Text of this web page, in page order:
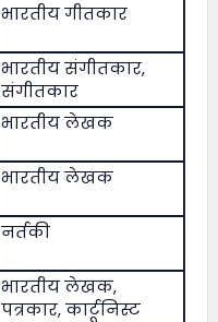
भारतीय गीतकार
भारतीय संगीतकार,
संगीतकार
भारतीय लेखक
भारतीय लेखक
नर्तकी
भारतीय लेखक,
पत्रकार, कार्टूनिस्ट